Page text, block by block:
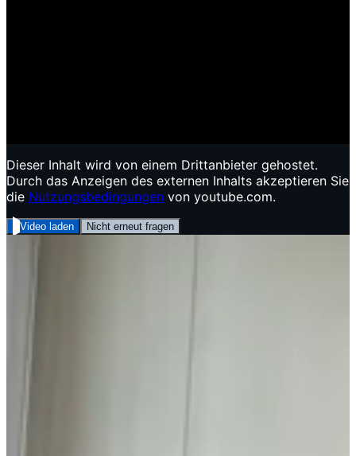
Dieser Inhalt wird von einem Drittanbieter gehostet.
Durch das Anzeigen des externen Inhalts akzeptieren Sie
die Nutzungsbedingungen von youtube.com.
Video laden Nicht erneut fragen